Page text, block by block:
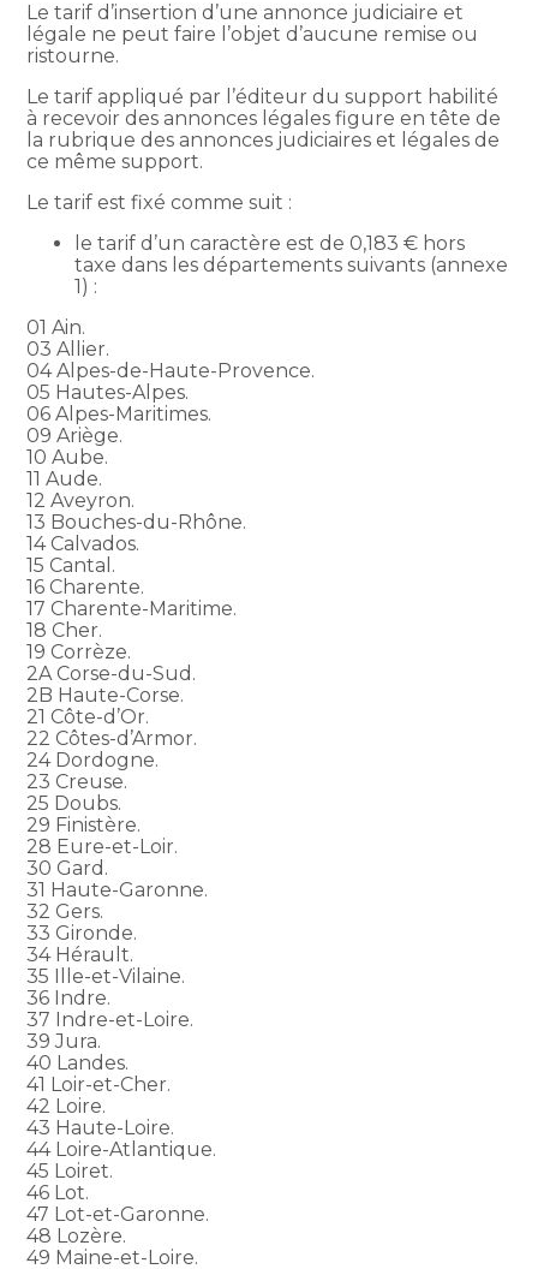
Le tarif d’insertion d’une annonce judiciaire et
légale ne peut faire l’objet d’aucune remise ou
ristourne.
Le tarif appliqué par l’éditeur du support habilité
à recevoir des annonces légales figure en tête de
la rubrique des annonces judiciaires et légales de
ce même support.
Le tarif est fixé comme suit :
le tarif d’un caractère est de 0,183 € hors
taxe dans les départements suivants (annexe
1) :
01 Ain.
03 Allier.
04 Alpes-de-Haute-Provence.
05 Hautes-Alpes.
06 Alpes-Maritimes.
09 Ariège.
10 Aube.
11 Aude.
12 Aveyron.
13 Bouches-du-Rhône.
14 Calvados.
15 Cantal.
16 Charente.
17 Charente-Maritime.
18 Cher.
19 Corrèze.
2A Corse-du-Sud.
2B Haute-Corse.
21 Côte-d’Or.
22 Côtes-d’Armor.
24 Dordogne.
23 Creuse.
25 Doubs.
29 Finistère.
28 Eure-et-Loir.
30 Gard.
31 Haute-Garonne.
32 Gers.
33 Gironde.
34 Hérault.
35 Ille-et-Vilaine.
36 Indre.
37 Indre-et-Loire.
39 Jura.
40 Landes.
41 Loir-et-Cher.
42 Loire.
43 Haute-Loire.
44 Loire-Atlantique.
45 Loiret.
46 Lot.
47 Lot-et-Garonne.
48 Lozère.
49 Maine-et-Loire.